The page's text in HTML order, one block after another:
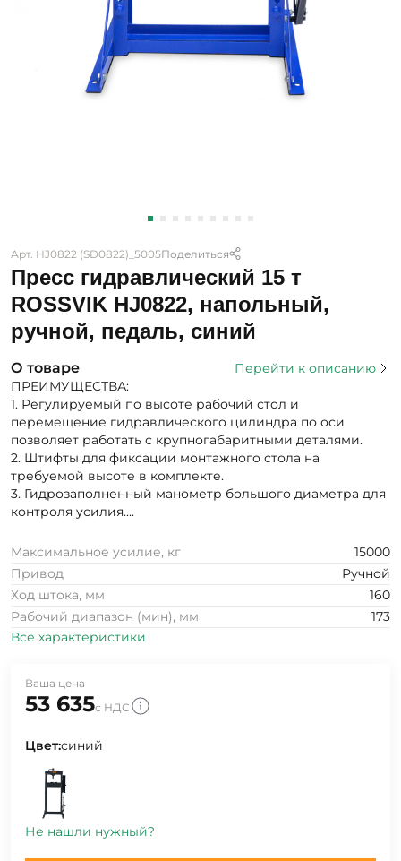
Арт. HJ0822 (SD0822)_5005Поделиться
Пресс гидравлический 15 т
ROSSVIK HJ0822, напольный,
ручной, педаль, синий
О товаре
Перейти к описанию
ПРЕИМУЩЕСТВА:
1. Регулируемый по высоте рабочий стол и
перемещение гидравлического цилиндра по оси
позволяет работать с крупногабаритными деталями.
2. Штифты для фиксации монтажного стола на
требуемой высоте в комплекте.
3. Гидрозаполненный манометр большого диаметра для
контроля усилия....
Максимальное усилие, кг
15000
Привод
Ручной
Ход штока, мм
160
Рабочий диапазон (мин), мм
173
Все характеристики
Ваша цена
53 635с НДС
Цвет:синий
Не нашли нужный?